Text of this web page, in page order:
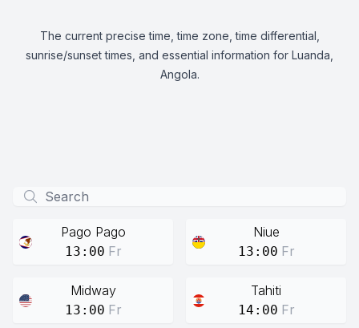
The current precise time, time zone, time differential,
sunrise/sunset times, and essential information for Luanda,
Angola.
Pago Pago
13:00 Fr
Niue
13:00 Fr
Midway
13:00 Fr
Tahiti
14:00 Fr